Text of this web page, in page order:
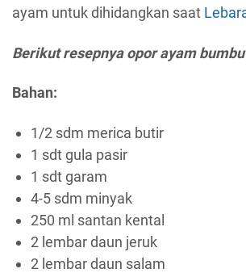
ayam untuk dihidangkan saat
Berikut resepnya opor ayam
Bahan:
1/2 sdm merica butir
1 sdt gula pasir
1 sdt garam
4-5 sdm minyak
250 ml santan kental
2 lembar daun jeruk
2 lembar daun salam